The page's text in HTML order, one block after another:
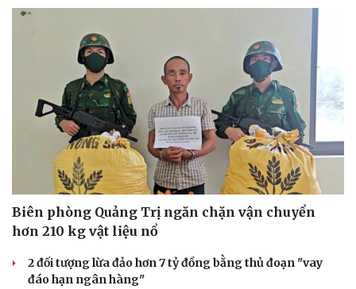
Sân khấu - Điện ảnh
Văn học
Nghệ sĩ
Biên phòng Quảng Trị ngăn chặn vận chuyển
hơn 210 kg vật liệu nổ
2 đối tượng lừa đảo hơn 7 tỷ đồng bằng thủ đoạn "vay
đáo hạn ngân hàng"